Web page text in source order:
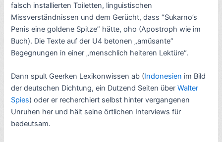
falsch installierten Toiletten, linguistischen
Missverständnissen und dem Gerücht, dass “Sukarno’s
Penis eine goldene Spitze” hätte, oho (Apostroph wie im
Buch). Die Texte auf der U4 betonen „amüsante“
Begegnungen in einer „menschlich heiteren Lektüre“.
Dann spult Geerken Lexikonwissen ab (Indonesien im Bild
der deutschen Dichtung, ein Dutzend Seiten überWalter
Spies) oder er recherchiert selbst hinter vergangenen
Unruhen her und hält seine örtlichen Interviews für
bedeutsam.